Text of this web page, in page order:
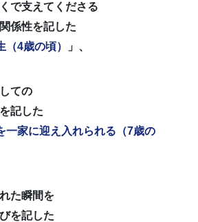
で支えてくださる
係性を記した
（4歳の頃） 」、
ての
記した
一家に迎え入れられる（7歳の
た瞬間を
を記した